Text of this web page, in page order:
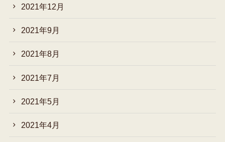
2021年12月
2021年9月
2021年8月
2021年7月
2021年5月
2021年4月